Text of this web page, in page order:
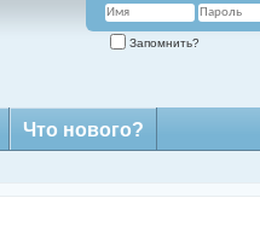
Запомнить?
Что нового?